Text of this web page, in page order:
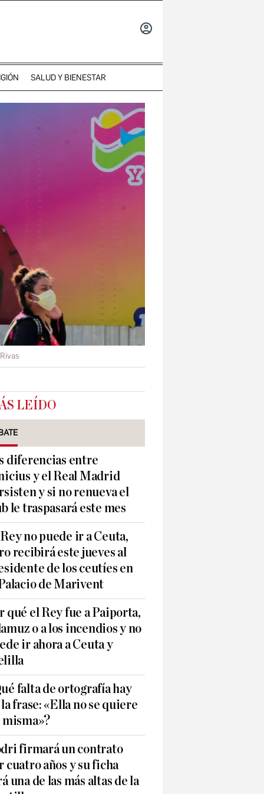
SALUD Y BIENESTAR
LEÍDO
diferencias entre
y el Real Madrid
y si no renueva el
le traspasará este mes
no puede ir a Ceuta,
recibirá este jueves al
de los ceutíes en
de Marivent
qué el Rey fue a Paiporta,
o a los incendios y no
ir ahora a Ceuta y
falta de ortografía hay
frase: «Ella no se quiere
misma»?
firmará un contrato
cuatro años y su ficha
una de las más altas de la